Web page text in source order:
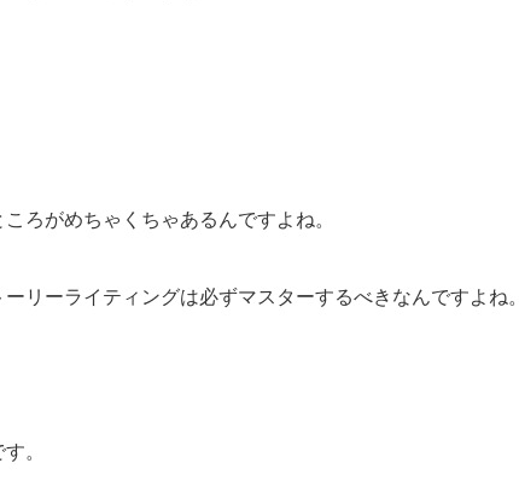
ろがめちゃくちゃあるんですよね。
リーライティングは必ずマスターするべきなんですよね。
。